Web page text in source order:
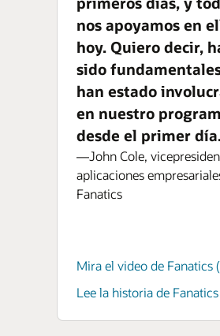
nos apoyamos en
hoy. Quiero decir,
sido
han estado
en nuestro
desde el primer
—John Cole,
aplicaciones
Fanatics
Mira el video de Fanatics
Lee la historia de Fanatics